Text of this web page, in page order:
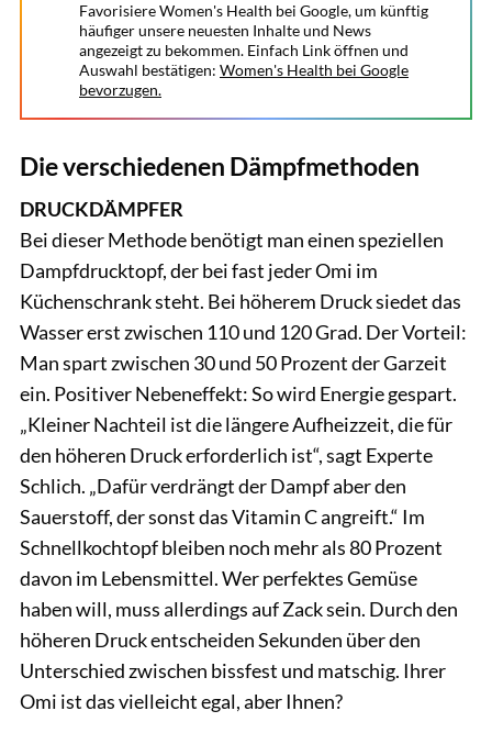
Favorisiere Women's Health bei Google, um künftig
häufiger unsere neuesten Inhalte und News
angezeigt zu bekommen. Einfach Link öffnen und
Auswahl bestätigen: Women's Health bei Google
bevorzugen.
Die verschiedenen Dämpfmethoden
DRUCKDÄMPFER
Bei dieser Methode benötigt man einen speziellen
Dampfdrucktopf, der bei fast jeder Omi im
Küchenschrank steht. Bei höherem Druck siedet das
Wasser erst zwischen 110 und 120 Grad. Der Vorteil:
Man spart zwischen 30 und 50 Prozent der Garzeit
ein. Positiver Neben­effekt: So wird Energie gespart.
„Kleiner Nachteil ist die längere Aufheizzeit, die für
den höheren Druck erforderlich ist“, sagt Experte
Schlich. „Dafür verdrängt der Dampf aber den
Sauerstoff, der sonst das Vitamin C angreift.“ Im
Schnellkochtopf bleiben noch mehr als 80 Prozent
davon im Lebensmittel. Wer perfektes Gemüse
haben will, muss allerdings auf Zack sein. Durch den
höheren Druck entscheiden Sekunden über den
Unterschied zwischen bissfest und matschig. Ihrer
Omi ist das vielleicht egal, aber Ihnen?